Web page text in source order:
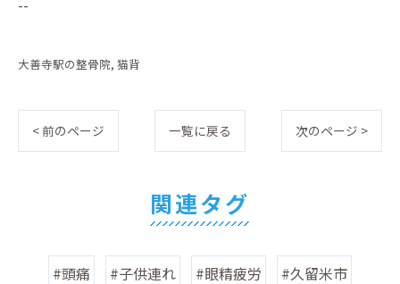
--
大善寺駅の整骨院 猫背
< 前のページ 一覧に戻る 次のページ >
関連タグ
#頭痛 #子供連れ #眼精疲労
#久留米市